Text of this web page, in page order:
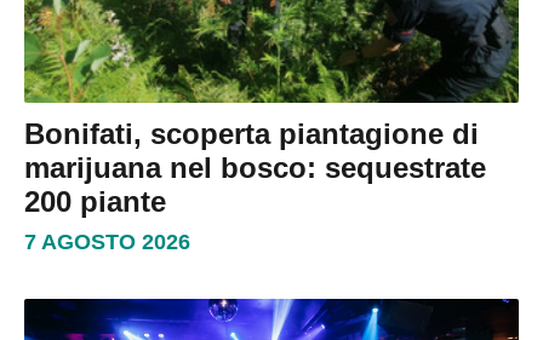
Bonifati, scoperta piantagione di
marijuana nel bosco: sequestrate
200 piante
7 AGOSTO 2026